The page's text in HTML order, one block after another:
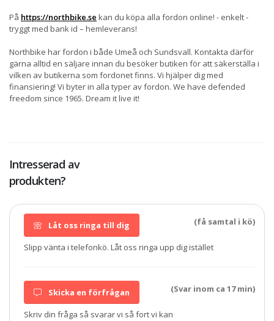
På https://northbike.se kan du köpa alla fordon online! - enkelt -
tryggt med bank id – hemleverans!
Northbike har fordon i både Umeå och Sundsvall. Kontakta därför
gärna alltid en säljare innan du besöker butiken för att säkerställa i
vilken av butikerna som fordonet finns. Vi hjälper dig med
finansiering! Vi byter in alla typer av fordon. We have defended
freedom since 1965. Dream it live it!
Intresserad av
produkten?
Låt oss ringa till dig (få samtal i kö)
Slipp vänta i telefonkö. Låt oss ringa upp dig istället
Skicka en förfrågan (Svar inom ca 17 min)
Skriv din fråga så svarar vi så fort vi kan